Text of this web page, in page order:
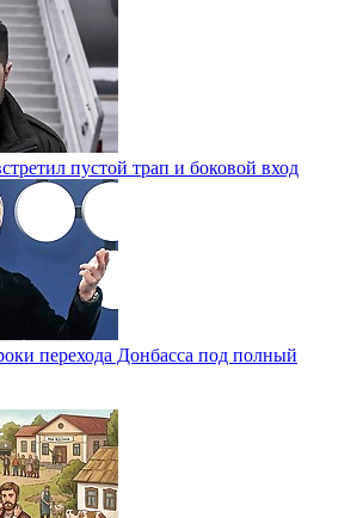
пустой трап и боковой вход
перехода Донбасса под полный